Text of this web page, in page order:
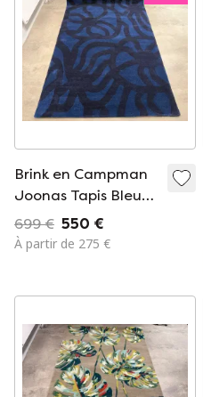
Brink en Campman
Joonas Tapis Bleu
Foncé, 170 x 240 cm
699 € 550 €
À partir de 275 €